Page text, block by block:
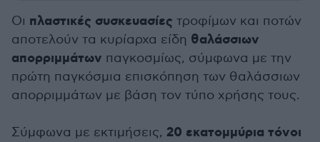
Οι πλαστικές συσκευασίες τροφίμων και ποτών
αποτελούν τα κυρίαρχα είδη θαλάσσιων
απορριμμάτων παγκοσμίως, σύμφωνα με την
πρώτη παγκόσμια επισκόπηση των θαλάσσιων
απορριμμάτων με βάση τον τύπο χρήσης τους.
Σύμφωνα με εκτιμήσεις, 20 εκατομμύρια τόνοι